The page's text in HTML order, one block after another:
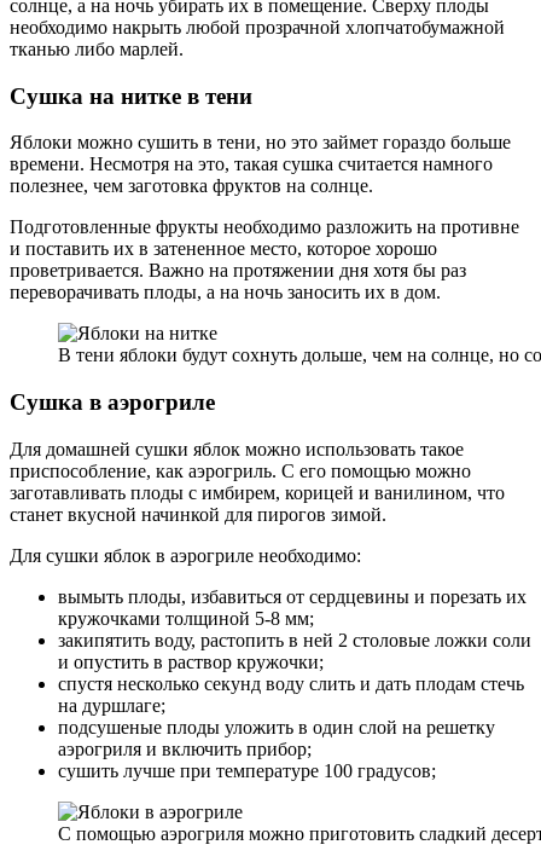
солнце, а на ночь убирать их в помещение. Сверху плоды
необходимо накрыть любой прозрачной хлопчатобумажной
тканью либо марлей.
Сушка на нитке в тени
Яблоки можно сушить в тени, но это займет гораздо больше
времени. Несмотря на это, такая сушка считается намного
полезнее, чем заготовка фруктов на солнце.
Подготовленные фрукты необходимо разложить на противне
и поставить их в затененное место, которое хорошо
проветривается. Важно на протяжении дня хотя бы раз
переворачивать плоды, а на ночь заносить их в дом.
В тени яблоки будут сохнуть дольше, чем на солнце, но
Сушка в аэрогриле
Для домашней сушки яблок можно использовать такое
приспособление, как аэрогриль. С его помощью можно
заготавливать плоды с имбирем, корицей и ванилином, что
станет вкусной начинкой для пирогов зимой.
Для сушки яблок в аэрогриле необходимо:
вымыть плоды, избавиться от сердцевины и порезать их
кружочками толщиной 5-8 мм;
закипятить воду, растопить в ней 2 столовые ложки соли
и опустить в раствор кружочки;
спустя несколько секунд воду слить и дать плодам стечь
на дуршлаге;
подсушеные плоды уложить в один слой на решетку
аэрогриля и включить прибор;
сушить лучше при температуре 100 градусов;
С помощью аэрогриля можно приготовить сладкий